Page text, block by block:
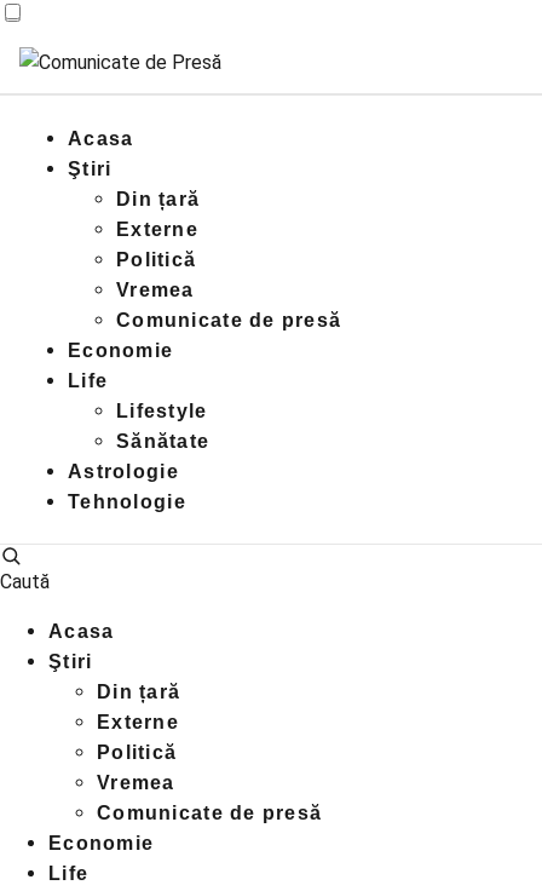
Acasa
Ştiri
Din țară
Externe
Politică
Vremea
Comunicate de presă
Economie
Life
Lifestyle
Sănătate
Astrologie
Tehnologie
Caută
Acasa
Ştiri
Din țară
Externe
Politică
Vremea
Comunicate de presă
Economie
Life